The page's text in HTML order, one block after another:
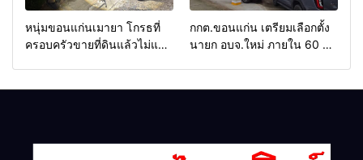
หนุ่มขอนแก่นเมายา โกรธที่
ครอบครัวขายที่ดินแล้วไม่แบ่ง
กกต.ขอนแก่น เตรียมเลือกตั้ง
นายก อบจ.ใหม่ ภายใน 60 วัน